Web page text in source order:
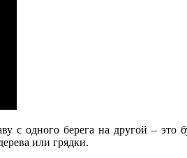
одного берега на другой – это
или грядки.